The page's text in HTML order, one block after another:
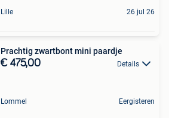
Lille 26 jul 26
Prachtig zwartbont mini paardje
€ 475,00 Details
Lommel Eergisteren